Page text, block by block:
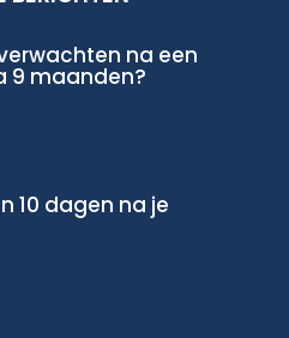
na een
9 maanden?
10 dagen na je